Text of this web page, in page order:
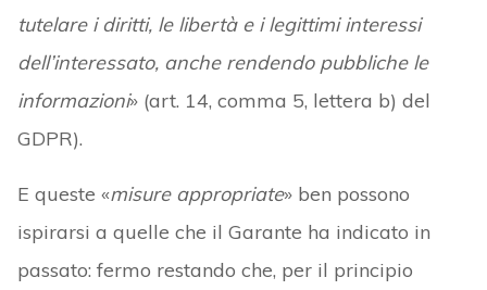
tutelare i diritti, le libertà e i legittimi interessi
dell’interessato, anche rendendo pubbliche le
informazioni» (art. 14, comma 5, lettera b) del
GDPR).
E queste «misure appropriate» ben possono
ispirarsi a quelle che il Garante ha indicato in
passato: fermo restando che, per il principio